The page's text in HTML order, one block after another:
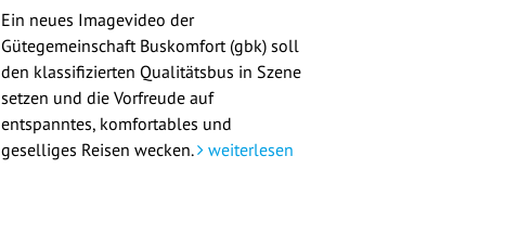
Ein neues Imagevideo der
Gütegemeinschaft Buskomfort (gbk) soll
den klassifizierten Qualitätsbus in Szene
setzen und die Vorfreude auf
entspanntes, komfortables und
geselliges Reisen wecken. weiterlesen